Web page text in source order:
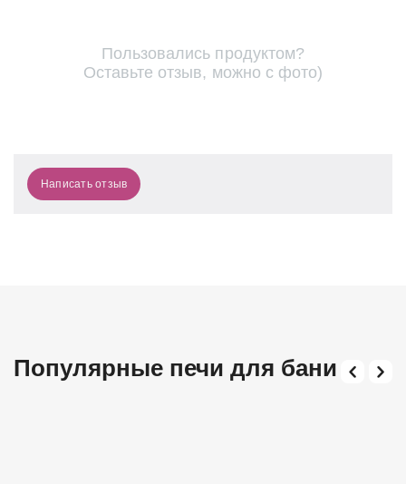
Пользовались продуктом?
Оставьте отзыв, можно с фото)
Написать отзыв
Популярные печи для бани